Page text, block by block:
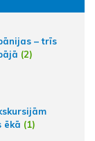
– trīs
(2)
ēkā (1)